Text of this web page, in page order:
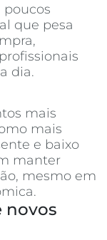
poucos
que pesa
dia.
mais
mais
e baixo
manter
mesmo em
novos